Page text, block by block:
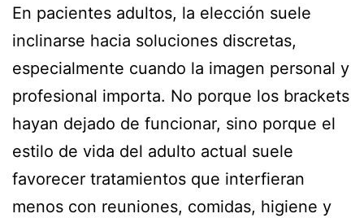
En pacientes adultos, la elección suele
inclinarse hacia soluciones discretas,
especialmente cuando la imagen personal y
profesional importa. No porque los brackets
hayan dejado de funcionar, sino porque el
estilo de vida del adulto actual suele
favorecer tratamientos que interfieran
menos con reuniones, comidas, higiene y